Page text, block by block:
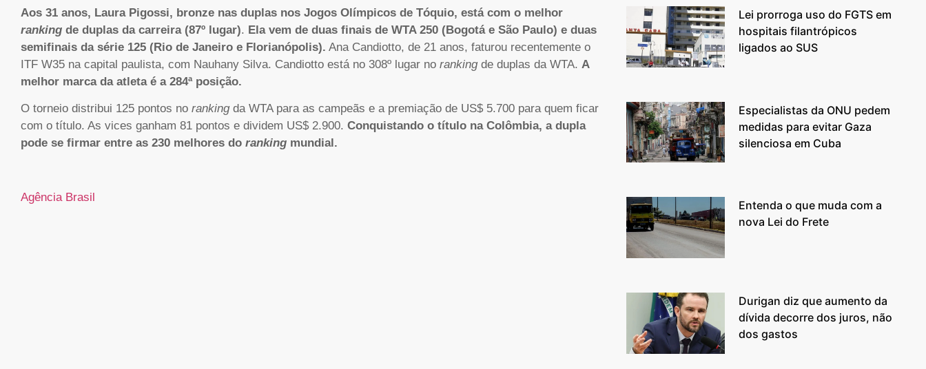
Aos 31 anos, Laura Pigossi, bronze nas duplas nos Jogos Olímpicos de Tóquio, está com o melhor
ranking de duplas da carreira (87º lugar). Ela vem de duas finais de WTA 250 (Bogotá e São Paulo) e duas
semifinais da série 125 (Rio de Janeiro e Florianópolis). Ana Candiotto, de 21 anos, faturou recentemente o
ITF W35 na capital paulista, com Nauhany Silva. Candiotto está no 308º lugar no rankingde duplas da WTA. A
melhor marca da atleta é a 284ª posição.
O torneio distribui 125 pontos no rankingda WTA para as campeãs e a premiação de US$ 5.700 para quem ficar
com o título. As vices ganham 81 pontos e dividem US$ 2.900. Conquistando o título na Colômbia, a dupla
pode se firmar entre as 230 melhores do ranking mundial.
Agência Brasil
Lei prorroga uso do FGTS em
hospitais filantrópicos
ligados ao SUS
Especialistas da ONU pedem
medidas para evitar Gaza
silenciosa em Cuba
Entenda o que muda com a
nova Lei do Frete
Durigan diz que aumento da
dívida decorre dos juros, não
dos gastos